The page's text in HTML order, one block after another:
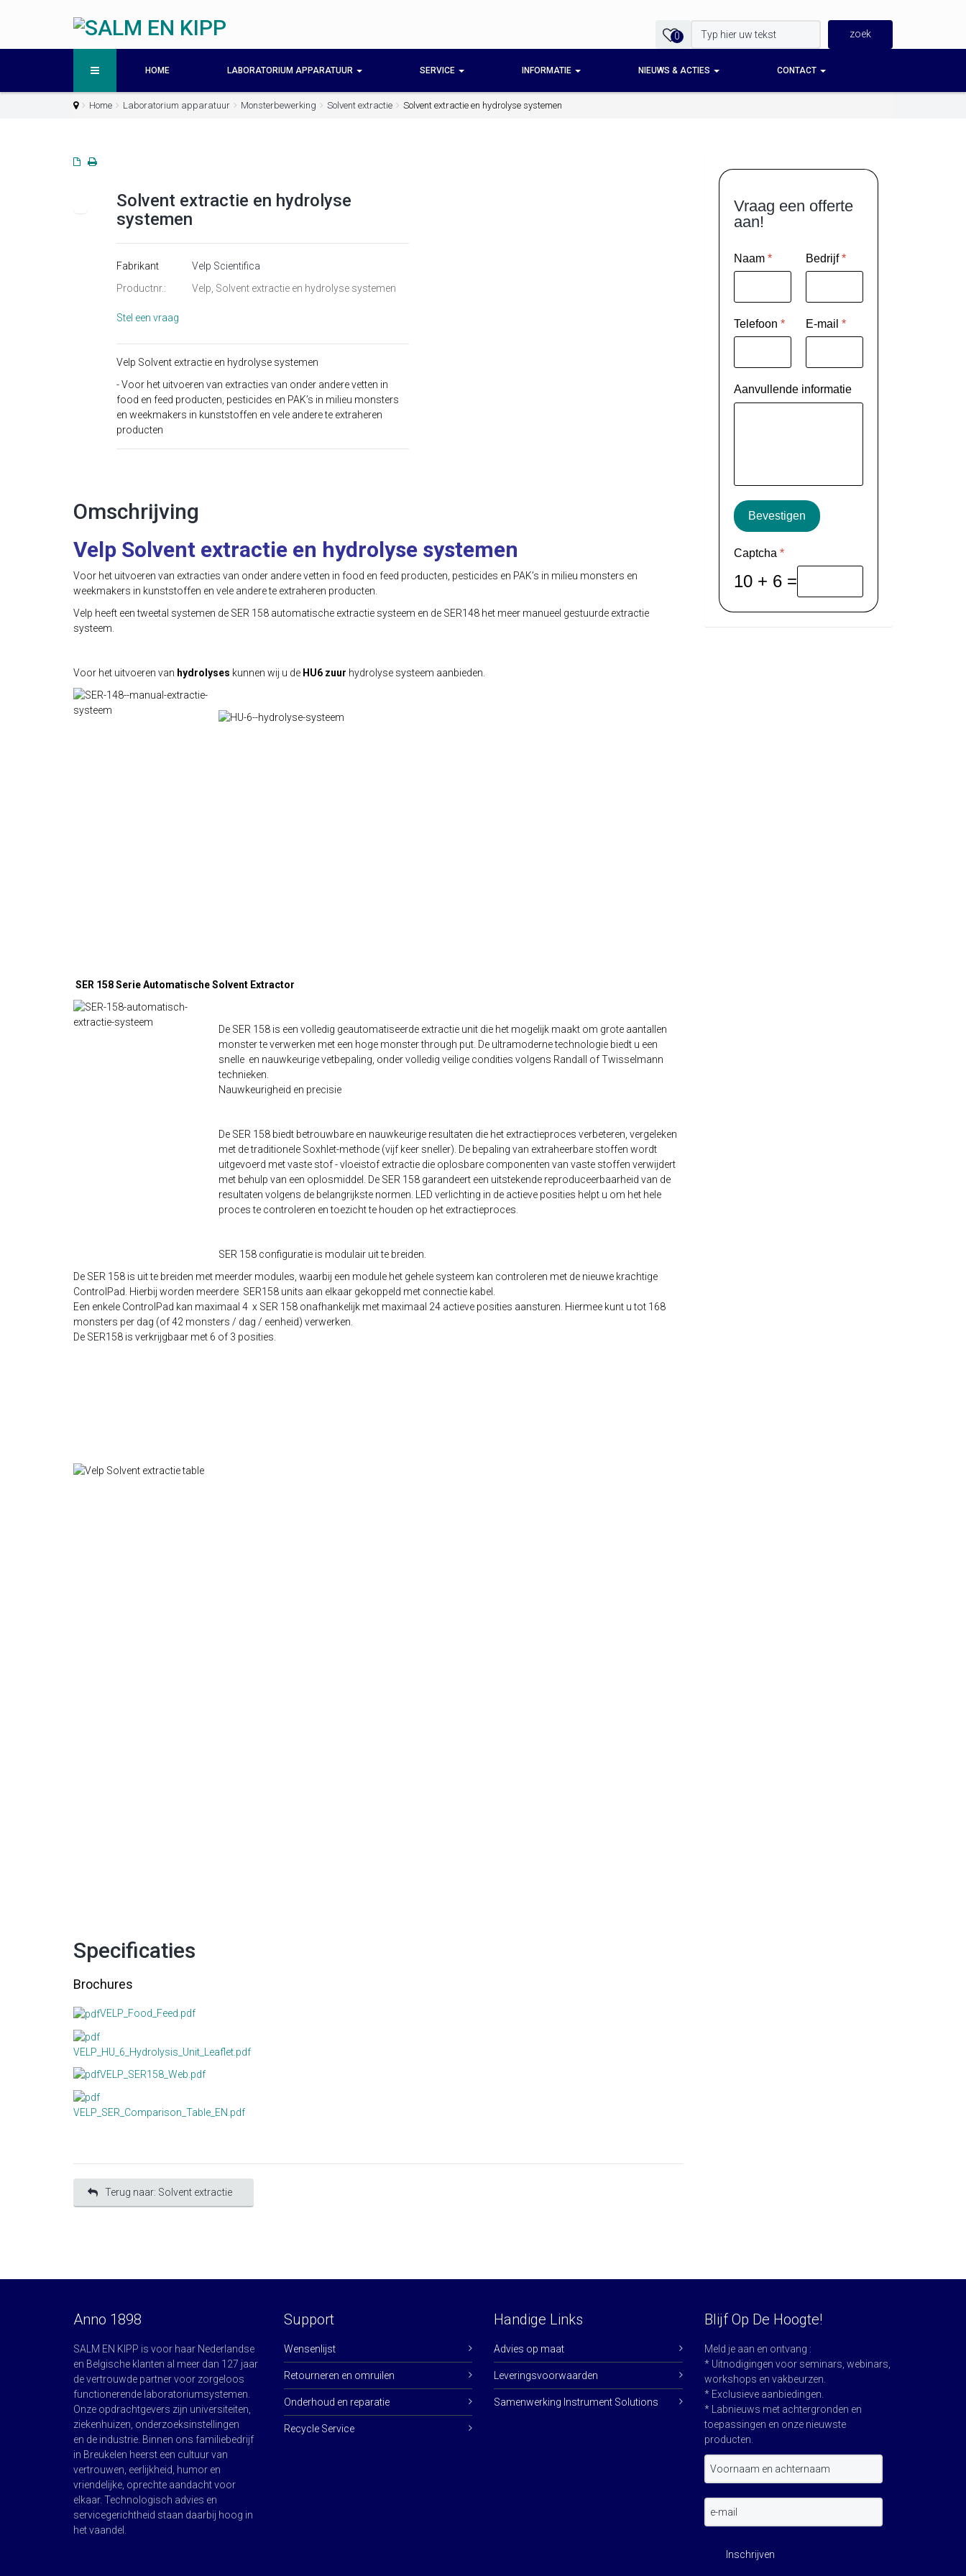
0
HOME LABORATORIUM APPARATUUR SERVICE INFORMATIE NIEUWS & ACTIES CONTACT
Home Laboratorium apparatuur Monsterbewerking Solvent extractie Solvent extractie en hydrolyse systemen
Solvent extractie en hydrolyse
systemen
Fabrikant
Velp Scientifica
Productnr.:
Velp, Solvent extractie en hydrolyse systemen
Stel een vraag
Velp Solvent extractie en hydrolyse systemen
- Voor het uitvoeren van extracties van onder andere vetten in
food en feed producten, pesticides en PAK’s in milieu monsters
en weekmakers in kunststoffen en vele andere te extraheren
producten
Omschrijving
Velp Solvent extractie en hydrolyse systemen
Voor het uitvoeren van extracties van onder andere vetten in food en feed producten, pesticides en PAK’s in milieu monsters en
weekmakers in kunststoffen en vele andere te extraheren producten.
Velp heeft een tweetal systemen de SER 158 automatische extractie systeem en de SER148 het meer manueel gestuurde extractie
systeem.
Voor het uitvoeren van hydrolyses kunnen wij u de HU6 zuur hydrolyse systeem aanbieden.
SER 158 Serie Automatische Solvent Extractor
De SER 158 is een volledig geautomatiseerde extractie unit die het mogelijk maakt om grote aantallen
monster te verwerken met een hoge monster through put. De ultramoderne technologie biedt u een
snelle en nauwkeurige vetbepaling, onder volledig veilige condities volgens Randall of Twisselmann
technieken.
Nauwkeurigheid en precisie
De SER 158 biedt betrouwbare en nauwkeurige resultaten die het extractieproces verbeteren, vergeleken
met de traditionele Soxhlet-methode (vijf keer sneller). De bepaling van extraheerbare stoffen wordt
uitgevoerd met vaste stof - vloeistof extractie die oplosbare componenten van vaste stoffen verwijdert
met behulp van een oplosmiddel. De SER 158 garandeert een uitstekende reproduceerbaarheid van de
resultaten volgens de belangrijkste normen. LED verlichting in de actieve posities helpt u om het hele
proces te controleren en toezicht te houden op het extractieproces.
SER 158 configuratie is modulair uit te breiden.
De SER 158 is uit te breiden met meerder modules, waarbij een module het gehele systeem kan controleren met de nieuwe krachtige
ControlPad. Hierbij worden meerdere SER158 units aan elkaar gekoppeld met connectie kabel.
Een enkele ControlPad kan maximaal 4 x SER 158 onafhankelijk met maximaal 24 actieve posities aansturen. Hiermee kunt u tot 168
monsters per dag (of 42 monsters / dag / eenheid) verwerken.
De SER158 is verkrijgbaar met 6 of 3 posities.
Specificaties
Brochures
VELP_Food_Feed.pdf
VELP_HU_6_Hydrolysis_Unit_Leaflet.pdf
VELP_SER158_Web.pdf
VELP_SER_Comparison_Table_EN.pdf
Terug naar: Solvent extractie
Vraag een offerte
aan!
Naam * Bedrijf*
Telefoon * E-mail *
Aanvullende informatie
Bevestigen
Captcha *
10 + 6 =
Anno 1898
SALM EN KIPP is voor haar Nederlandse
en Belgische klanten al meer dan 127 jaar
de vertrouwde partner voor zorgeloos
functionerende laboratoriumsystemen.
Onze opdrachtgevers zijn universiteiten,
ziekenhuizen, onderzoeksinstellingen
en de industrie. Binnen ons familiebedrijf
in Breukelen heerst een cultuur van
vertrouwen, eerlijkheid, humor en
vriendelijke, oprechte aandacht voor
elkaar. Technologisch advies en
servicegerichtheid staan daarbij hoog in
het vaandel.
Support
Wensenlijst
Retourneren en omruilen
Onderhoud en reparatie
Recycle Service
Handige Links
Advies op maat
Leveringsvoorwaarden
Samenwerking Instrument Solutions
Blijf Op De Hoogte!
Meld je aan en ontvang :
* Uitnodigingen voor seminars, webinars,
workshops en vakbeurzen.
* Exclusieve aanbiedingen.
* Labnieuws met achtergronden en
toepassingen en onze nieuwste
producten.